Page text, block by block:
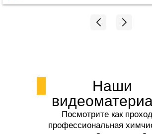
Наши
Посмотрите как
профессиональная